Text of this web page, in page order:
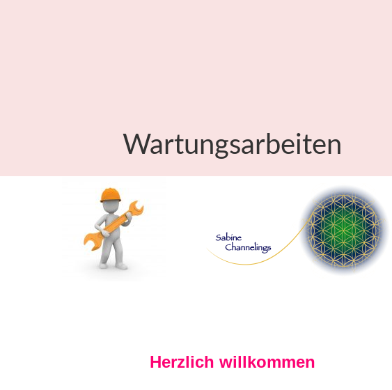
Wartungsarbeiten
Herzlich willkommen